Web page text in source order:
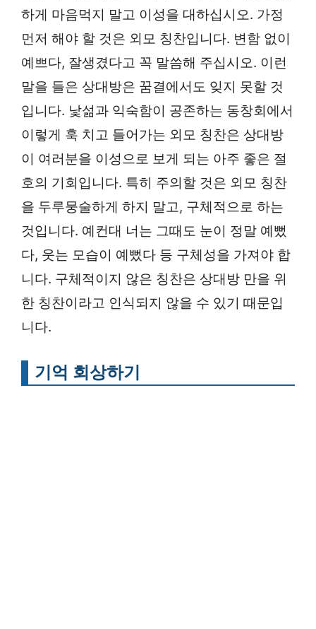
하게 마음먹지 말고 이성을 대하십시오. 가정
먼저 해야 할 것은 외모 칭찬입니다. 변함 없이
예쁘다, 잘생겼다고 꼭 말씀해 주십시오. 이런
말을 들은 상대방은 꿈결에서도 잊지 못할 것
입니다. 낯섦과 익숙함이 공존하는 동창회에서
이렇게 훅 치고 들어가는 외모 칭찬은 상대방
이 여러분을 이성으로 보게 되는 아주 좋은 절
호의 기회입니다. 특히 주의할 것은 외모 칭찬
을 두루뭉술하게 하지 말고, 구체적으로 하는
것입니다. 예컨대 너는 그때도 눈이 정말 예뻤
다, 웃는 모습이 예뻤다 등 구체성을 가져야 합
니다. 구체적이지 않은 칭찬은 상대방 만을 위
한 칭찬이라고 인식되지 않을 수 있기 때문입
니다.
기억 회상하기